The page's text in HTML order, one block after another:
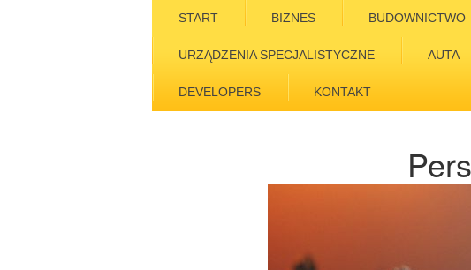
START BIZNES BUDOWNICTWO
URZĄDZENIA SPECJALISTYCZNE AUTA
DEVELOPERS KONTAKT